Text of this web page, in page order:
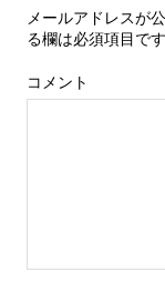
メールアドレスが
る欄は必須項目です
コメント